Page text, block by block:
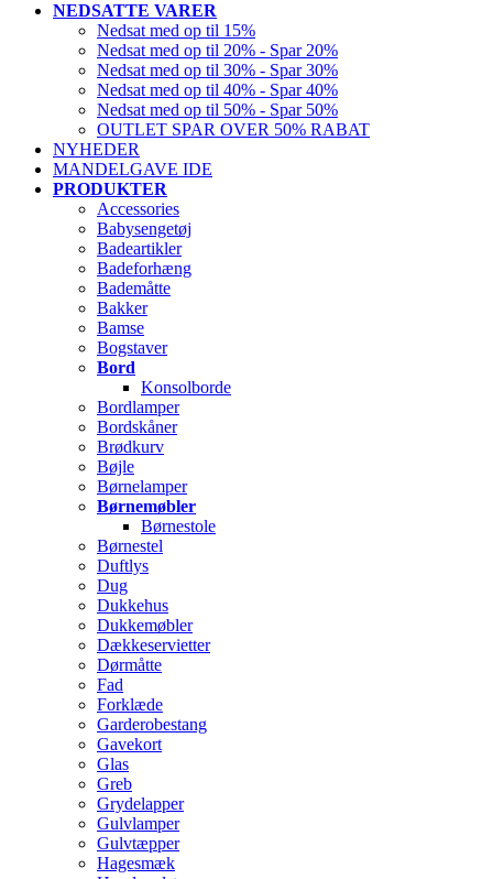
NEDSATTE VARER
Nedsat med op til 15%
Nedsat med op til 20% - Spar 20%
Nedsat med op til 30% - Spar 30%
Nedsat med op til 40% - Spar 40%
Nedsat med op til 50% - Spar 50%
OUTLET SPAR OVER 50% RABAT
NYHEDER
MANDELGAVE IDE
PRODUKTER
Accessories
Babysengetøj
Badeartikler
Badeforhæng
Bademåtte
Bakker
Bamse
Bogstaver
Bord
Konsolborde
Bordlamper
Bordskåner
Brødkurv
Bøjle
Børnelamper
Børnemøbler
Børnestole
Børnestel
Duftlys
Dug
Dukkehus
Dukkemøbler
Dækkeservietter
Dørmåtte
Fad
Forklæde
Garderobestang
Gavekort
Glas
Greb
Grydelapper
Gulvlamper
Gulvtæpper
Hagesmæk